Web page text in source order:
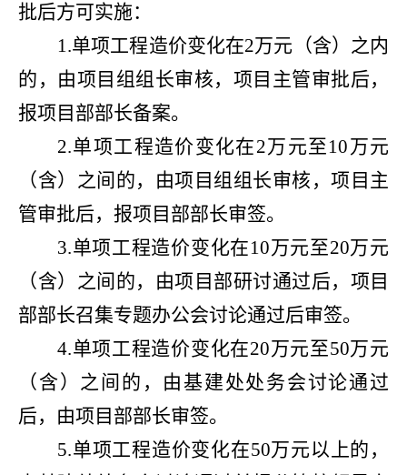
批后方可实施：
1.单项工程造价变化在2万元（含）之内
的，由项目组组长审核，项目主管审批后，
报项目部部长备案。
2.单项工程造价变化在2万元至10万元
（含）之间的，由项目组组长审核，项目主
管审批后，报项目部部长审签。
3.单项工程造价变化在10万元至20万元
（含）之间的，由项目部研讨通过后，项目
部部长召集专题办公会讨论通过后审签。
4.单项工程造价变化在20万元至50万元
（含）之间的，由基建处处务会讨论通过
后，由项目部部长审签。
5.单项工程造价变化在50万元以上的，